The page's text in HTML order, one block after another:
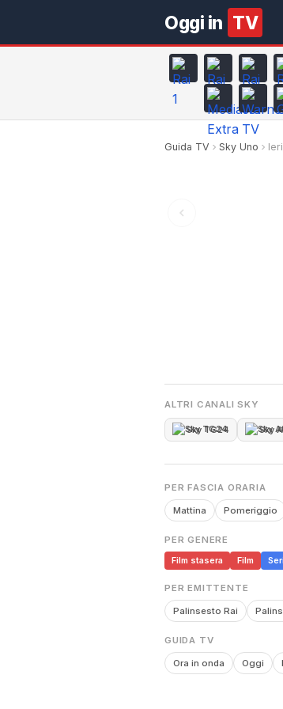
Oggi in TV
Guida TV Sky Uno Ieri
ALTRI CANALI SKY
Sky TG24 Sky
PER FASCIA ORARIA
Mattina Pomeriggio
PER GENERE
Film stasera
Film
PER EMITTENTE
Palinsesto Rai
GUIDA TV
Ora in onda Oggi